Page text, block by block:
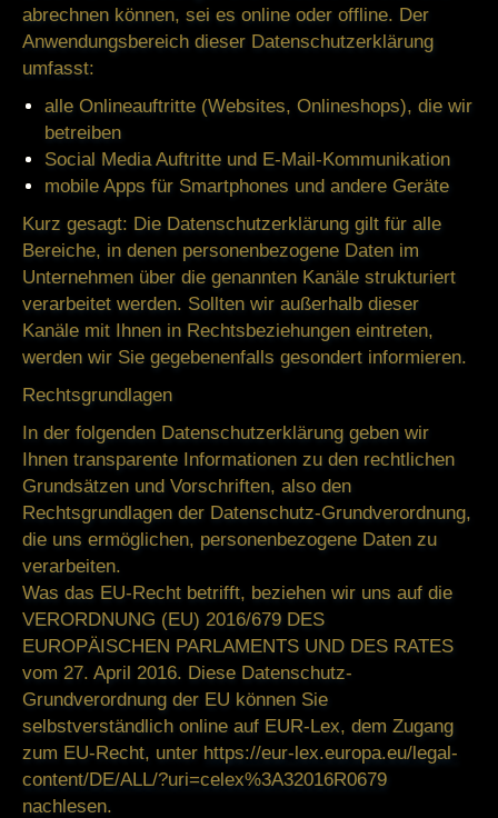
abrechnen können, sei es online oder offline. Der
Anwendungsbereich dieser Datenschutzerklärung
umfasst:
alle Onlineauftritte (Websites, Onlineshops), die wir
betreiben
Social Media Auftritte und E-Mail-Kommunikation
mobile Apps für Smartphones und andere Geräte
Kurz gesagt: Die Datenschutzerklärung gilt für alle
Bereiche, in denen personenbezogene Daten im
Unternehmen über die genannten Kanäle strukturiert
verarbeitet werden. Sollten wir außerhalb dieser
Kanäle mit Ihnen in Rechtsbeziehungen eintreten,
werden wir Sie gegebenenfalls gesondert informieren.
Rechtsgrundlagen
In der folgenden Datenschutzerklärung geben wir
Ihnen transparente Informationen zu den rechtlichen
Grundsätzen und Vorschriften, also den
Rechtsgrundlagen der Datenschutz-Grundverordnung,
die uns ermöglichen, personenbezogene Daten zu
verarbeiten.
Was das EU-Recht betrifft, beziehen wir uns auf die
VERORDNUNG (EU) 2016/679 DES
EUROPÄISCHEN PARLAMENTS UND DES RATES
vom 27. April 2016. Diese Datenschutz-
Grundverordnung der EU können Sie
selbstverständlich online auf EUR-Lex, dem Zugang
zum EU-Recht, unter https://eur-lex.europa.eu/legal-
content/DE/ALL/?uri=celex%3A32016R0679
nachlesen.